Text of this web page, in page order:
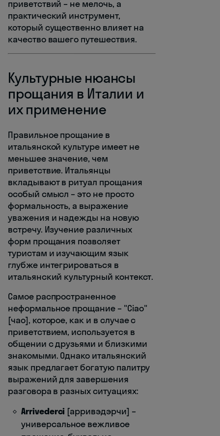
приветствий – не мелочь, а
практический инструмент,
который существенно влияет на
качество вашего путешествия.
Культурные нюансы
прощания в Италии и
их применение
Правильное прощание в
итальянской культуре имеет не
меньшее значение, чем
приветствие. Итальянцы
вкладывают в ритуал прощания
особый смысл – это не просто
формальность, а выражение
уважения и надежды на новую
встречу. Изучение различных
форм прощания позволяет
туристам и изучающим язык
глубже интегрироваться в
итальянский культурный контекст.
Самое распространенное
неформальное прощание – "Ciao"
[чао], которое, как и в случае с
приветствием, используется в
общении с друзьями и близкими
знакомыми. Однако итальянский
язык предлагает богатую палитру
выражений для завершения
разговора в разных ситуациях:
Arrivederci [арривэдэрчи] –
универсальное вежливое